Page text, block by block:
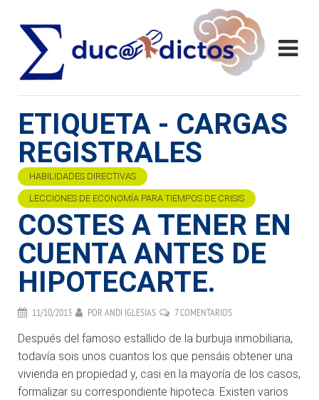
ETIQUETA - CARGAS
REGISTRALES
HABILIDADES DIRECTIVAS
LECCIONES DE ECONOMÍA PARA TIEMPOS DE CRISIS
COSTES A TENER EN
CUENTA ANTES DE
HIPOTECARTE.
11/10/2013 POR ANDI IGLESIAS 7 COMENTARIOS
Después del famoso estallido de la burbuja inmobiliaria,
todavía sois unos cuantos los que pensáis obtener una
vivienda en propiedad y, casi en la mayoría de los casos,
formalizar su correspondiente hipoteca. Existen varios